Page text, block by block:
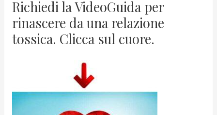
Richiedi la VideoGuida per
rinascere da una relazione
tossica. Clicca sul cuore.